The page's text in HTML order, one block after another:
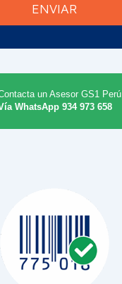
ENVIAR
un Asesor GS1 Perú
WhatsApp 934 973 658